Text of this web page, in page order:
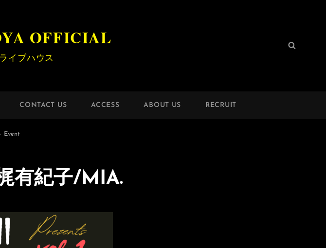
OFFICIAL
イブハウス
検
CONTACT US ACCESS ABOUT US RECRUIT
Event
有紀子/MIA.